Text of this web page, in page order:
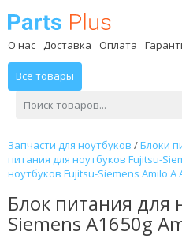
О нас Доставка Оплата
Все товары
Запчасти для ноутбуков /Блоки
питания для ноутбуков Fujitsu-
ноутбуков Fujitsu-Siemens Amilo A
Блок питания для
Siemens A1650g